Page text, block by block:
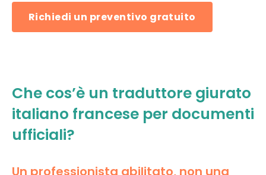
Richiedi un preventivo gratuito
Che cos’è un traduttore giurato
italiano francese per documenti
ufficiali?
Un professionista abilitato, non una